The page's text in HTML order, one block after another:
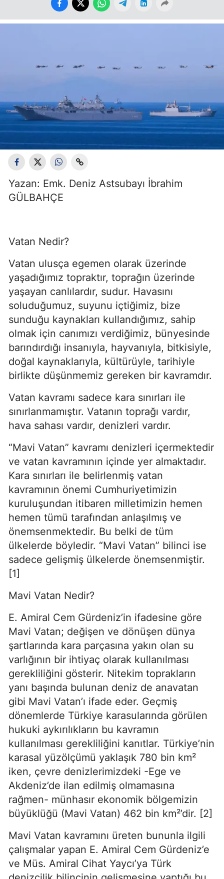
Yazan: Emk. Deniz Astsubayı İbrahim
GÜLBAHÇE
Vatan Nedir?
Vatan ulusça egemen olarak üzerinde
yaşadığımız topraktır, toprağın üzerinde
yaşayan canlılardır, sudur. Havasını
soluduğumuz, suyunu içtiğimiz, bize
sunduğu kaynakları kullandığımız, sahip
olmak için canımızı verdiğimiz, bünyesinde
barındırdığı insanıyla, hayvanıyla, bitkisiyle,
doğal kaynaklarıyla, kültürüyle, tarihiyle
birlikte düşünmemiz gereken bir kavramdır.
Vatan kavramı sadece kara sınırları ile
sınırlanmamıştır. Vatanın toprağı vardır,
hava sahası vardır, denizleri vardır.
“Mavi Vatan” kavramı denizleri içermektedir
ve vatan kavramının içinde yer almaktadır.
Kara sınırları ile belirlenmiş vatan
kavramının önemi Cumhuriyetimizin
kuruluşundan itibaren milletimizin hemen
hemen tümü tarafından anlaşılmış ve
önemsenmektedir. Bu belki de tüm
ülkelerde böyledir. “Mavi Vatan” bilinci ise
sadece gelişmiş ülkelerde önemsenmiştir.
[1]
Mavi Vatan Nedir?
E. Amiral Cem Gürdeniz’in ifadesine göre
Mavi Vatan; değişen ve dönüşen dünya
şartlarında kara parçasına yakın olan su
varlığının bir ihtiyaç olarak kullanılması
gerekliliğini gösterir. Nitekim toprakların
yanı başında bulunan deniz de anavatan
gibi Mavi Vatan’ı ifade eder. Geçmiş
dönemlerde Türkiye karasularında görülen
hukuki aykırılıkların bu kavramın
kullanılması gerekliliğini kanıtlar. Türkiye’nin
karasal yüzölçümü yaklaşık 780 bin km²
iken, çevre denizlerimizdeki -Ege ve
Akdeniz’de ilan edilmiş olmamasına
rağmen- münhasır ekonomik bölgemizin
büyüklüğü (Mavi Vatan) 462 bin km²’dir. [2]
Mavi Vatan kavramını üreten bununla ilgili
çalışmalar yapan E. Amiral Cem Gürdeniz’e
ve Müs. Amiral Cihat Yaycı’ya Türk